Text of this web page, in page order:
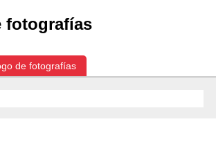
fotografías
de fotografías